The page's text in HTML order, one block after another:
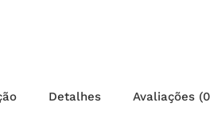
Detalhes Avaliações